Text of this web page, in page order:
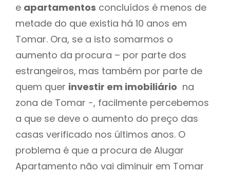
e apartamentos concluídos é menos de
metade do que existia há 10 anos em
Tomar. Ora, se a isto somarmos o
aumento da procura – por parte dos
estrangeiros, mas também por parte de
quem quer investir em imobiliário na
zona de Tomar -, facilmente percebemos
a que se deve o aumento do preço das
casas verificado nos últimos anos. O
problema é que a procura de Alugar
Apartamento não vai diminuir em Tomar